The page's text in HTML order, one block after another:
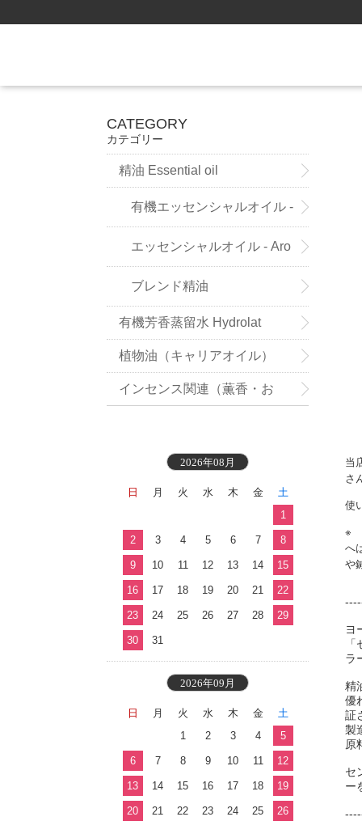
当
さ
使
※
へ
や
ヨ
ラ
精
優
証
製
原
セ
ー
CATEGORY
カテゴリー
精油 Essential oil
有機エッセンシャルオイル -
Sensoleo -
エッセンシャルオイル - Aro
maland - (ドイツ薬局方準拠精
油）
ブレンド精油
有機芳香蒸留水 Hydrolat
植物油（キャリアオイル）
インセンス関連（薫香・お
2026年08月
日 月 火 水 木 金
土
1
2 3 4 5 6 7 8
9 10 11 12 13 14 15
16 17 18 19 20 21 22
23 24 25 26 27 28 29
30 31
2026年09月
日 月 火 水 木 金
土
1
2 3 4 5
6 7 8 9 10 11 12
13 14 15 16 17 18 19
20 21 22 23 24 25 26